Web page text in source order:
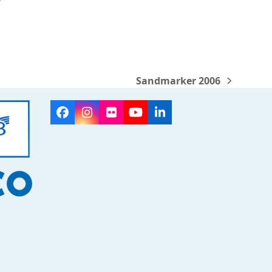
next
post:
Sandmarker 2006
Facebook
Instagram
FlickrYouTubeLinkedIn